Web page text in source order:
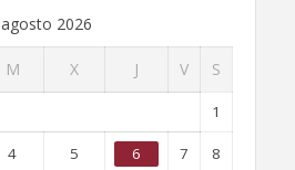
agosto 2026
M X J V S
1
4 5 6 7 8